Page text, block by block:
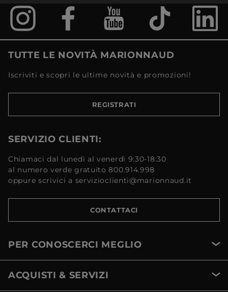
TUTTE LE NOVITÀ MARIONNAUD
Iscriviti e scopri le ultime novità e promozioni!
REGISTRATI
SERVIZIO CLIENTI:
Chiamaci dal lunedì al venerdì 9:30-18:30
al numero verde gratuito 800.914.998
oppure scrivici a servizioclienti@marionnaud.it
CONTATTACI
PER CONOSCERCI MEGLIO
ACQUISTI & SERVIZI